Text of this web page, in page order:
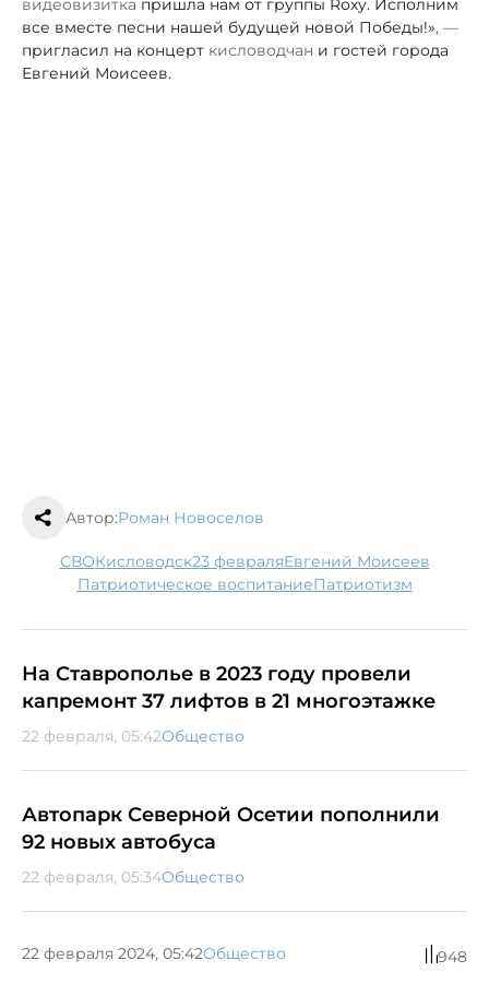
видеовизитка пришла нам от группы Roxy. Исполним
все вместе песни нашей будущей новой Победы!», —
пригласил на концерт кисловодчан и гостей города
Евгений Моисеев.
Автор:Роман Новоселов
СВО Кисловодск 23 февраля Евгений Моисеев
патриотическое воспитание
патриотизм
На Ставрополье в 2023 году провели
капремонт 37 лифтов в 21 многоэтажке
22 февраля, 05:42Общество
Автопарк Северной Осетии пополнили
92 новых автобуса
22 февраля, 05:34Общество
22 февраля 2024, 05:42Общество 948